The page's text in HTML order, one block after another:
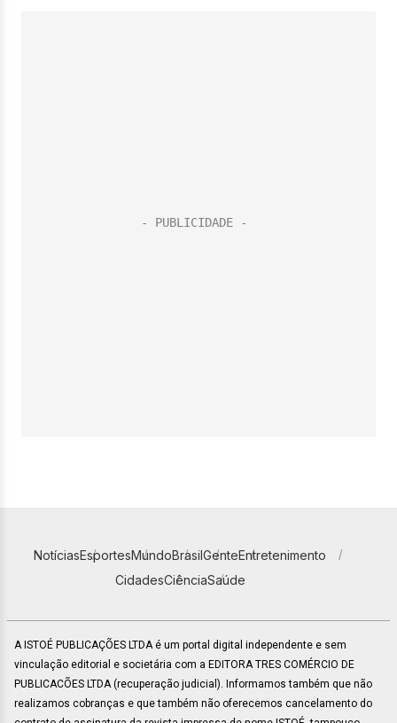
NotíciasEsportesMundoBrasilGenteEntretenimento
CidadesCiênciaSaúde
A ISTOÉ PUBLICAÇÕES LTDA é um portal digital independente e sem
vinculação editorial e societária com a EDITORA TRES COMÉRCIO DE
PUBLICACÕES LTDA (recuperação judicial). Informamos também que não
realizamos cobranças e que também não oferecemos cancelamento do